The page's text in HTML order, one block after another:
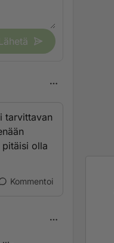
Lähetä
tarvittavan
olla
Kommentoi